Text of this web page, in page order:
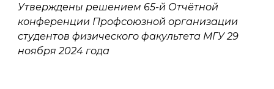
Утверждены решением 65-й Отчётной
конференции Профсоюзной организации
студентов физического факультета МГУ 29
ноября 2024 года